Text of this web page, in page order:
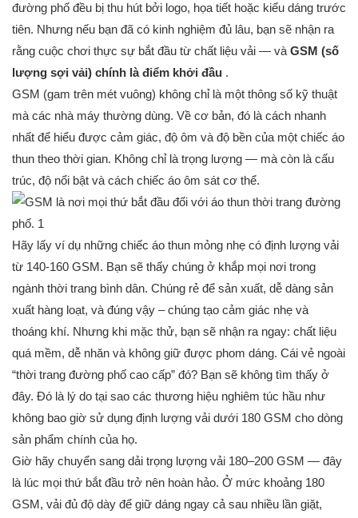
đường phố đều bị thu hút bởi logo, họa tiết hoặc kiểu dáng trước
tiên. Nhưng nếu bạn đã có kinh nghiệm đủ lâu, bạn sẽ nhận ra
rằng cuộc chơi thực sự bắt đầu từ chất liệu vải — và GSM (số
lượng sợi vải) chính là điểm khởi đầu .
GSM (gam trên mét vuông) không chỉ là một thông số kỹ thuật
mà các nhà máy thường dùng. Về cơ bản, đó là cách nhanh
nhất để hiểu được cảm giác, độ ôm và độ bền của một chiếc áo
thun theo thời gian. Không chỉ là trọng lượng — mà còn là cấu
trúc, độ nổi bật và cách chiếc áo ôm sát cơ thể.
Hãy lấy ví dụ những chiếc áo thun mỏng nhẹ có định lượng vải
từ 140-160 GSM. Bạn sẽ thấy chúng ở khắp mọi nơi trong
ngành thời trang bình dân. Chúng rẻ để sản xuất, dễ dàng sản
xuất hàng loạt, và đúng vậy – chúng tạo cảm giác nhẹ và
thoáng khí. Nhưng khi mặc thử, bạn sẽ nhận ra ngay: chất liệu
quá mềm, dễ nhăn và không giữ được phom dáng. Cái vẻ ngoài
“thời trang đường phố cao cấp” đó? Bạn sẽ không tìm thấy ở
đây. Đó là lý do tại sao các thương hiệu nghiêm túc hầu như
không bao giờ sử dụng định lượng vải dưới 180 GSM cho dòng
sản phẩm chính của họ.
Giờ hãy chuyển sang dải trọng lượng vải 180–200 GSM — đây
là lúc mọi thứ bắt đầu trở nên hoàn hảo. Ở mức khoảng 180
GSM, vải đủ độ dày để giữ dáng ngay cả sau nhiều lần giặt,